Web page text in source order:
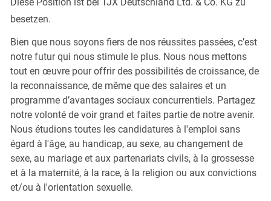
besetzen.
Bien que nous soyons fiers de nos réussites passées, c’est
notre futur qui nous stimule le plus. Nous nous mettons
tout en œuvre pour offrir des possibilités de croissance, de
la reconnaissance, de même que des salaires et un
programme d’avantages sociaux concurrentiels. Partagez
notre volonté de voir grand et faites partie de notre avenir.
Nous étudions toutes les candidatures à l'emploi sans
égard à l'âge, au handicap, au sexe, au changement de
sexe, au mariage et aux partenariats civils, à la grossesse
et à la maternité, à la race, à la religion ou aux convictions
et/ou à l'orientation sexuelle.